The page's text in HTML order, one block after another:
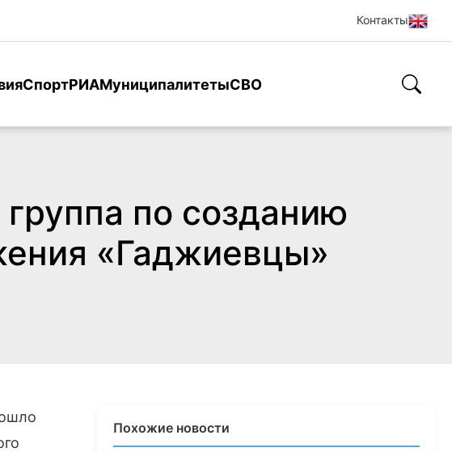
Контакты
СпортРИАМуниципалитетыСВО
по созданию
«Гаджиевцы»
Похожие новости